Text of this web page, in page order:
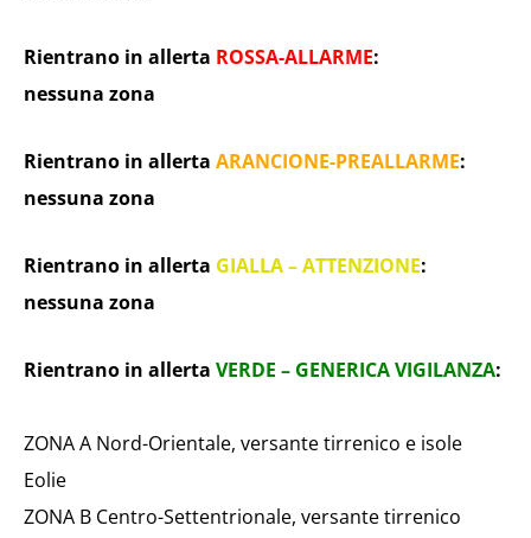
Rientrano in allerta ROSSA-ALLARME:
nessuna zona
Rientrano in allerta ARANCIONE-PREALLARME:
nessuna zona
Rientrano in allerta GIALLA – ATTENZIONE:
nessuna zona
Rientrano in allerta VERDE – GENERICA VIGILANZA:
ZONA A Nord-Orientale, versante tirrenico e isole
Eolie
ZONA B Centro-Settentrionale, versante tirrenico